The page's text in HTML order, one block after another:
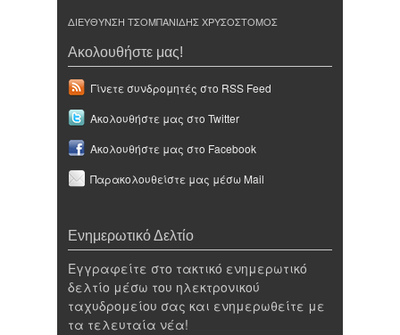
ΔΙΕΥΘΥΝΣΗ ΤΣΟΜΠΑΝΙΔΗΣ ΧΡΥΣΟΣΤΟΜΟΣ
Ακολουθήστε μας!
Γίνετε συνδρομητές στο RSS Feed
Ακολουθήστε μας στο Twitter
Ακολουθήστε μας στο Facebook
Παρακολουθείστε μας μέσω Mail
Ενημερωτικό Δελτίο
Εγγραφείτε στο τακτικό ενημερωτικό
δελτίο μέσω του ηλεκτρονικού
ταχυδρομείου σας και ενημερωθείτε με
τα τελευταία νέα!